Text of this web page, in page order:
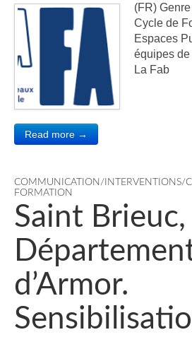
(FR)
Cycle de
Espaces
équipes de
La Fab
Read more →
COMMUNICATION/INTERVENTIONS/
FORMATION
Saint Brieuc,
d’Armor.